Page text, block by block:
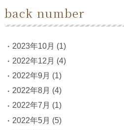
back number
2023年10月 (1)
2022年12月 (4)
2022年9月 (1)
2022年8月 (4)
2022年7月 (1)
2022年5月 (5)